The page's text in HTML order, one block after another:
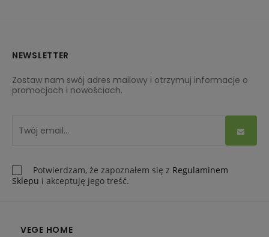
70x160cm,70x200cm
100x200cm,120x200cm. Interesują Cię innego rodzaju
materace? Sprawdź nasze pozostałe produkty.
NEWSLETTER
Zostaw nam swój adres mailowy i otrzymuj informacje o
promocjach i nowościach.
Potwierdzam, że zapoznałem się z Regulaminem
Sklepu i akceptuję jego treść.
VEGE HOME